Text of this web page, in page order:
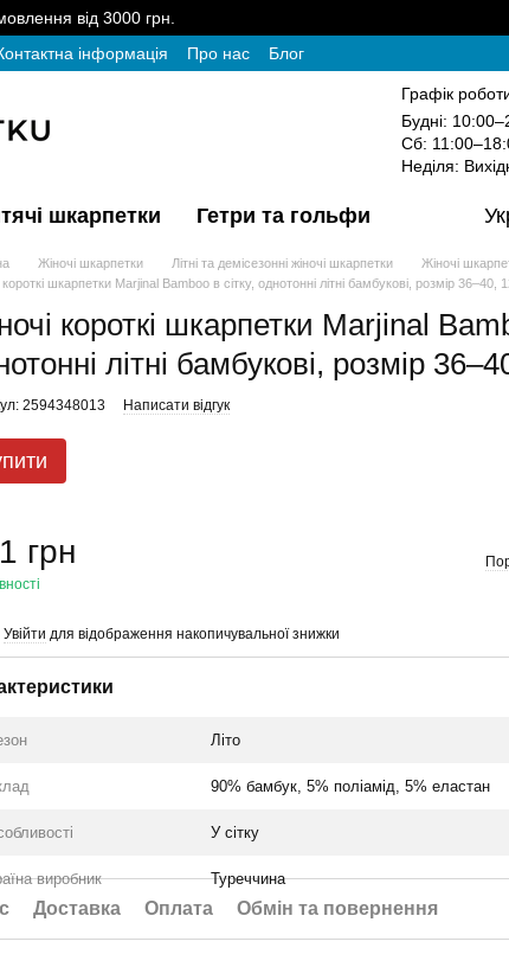
від 3000 грн.
інформація Про нас Блог
Графік
Будні:
Сб:
Неділя:
шкарпетки Гетри та гольфи
Жіночі шкарпетки Літні та демісезонні жіночі шкарпетки
Жіночі
короткі шкарпетки Marjinal Bamboo в сітку, однотонні літні бамбукові, розмір 36–40,
короткі шкарпетки Marjinal
літні бамбукові, розмір
2594348013 Написати відгук
грн
Увійти для відображення накопичувальної знижки
Літо
90% бамбук, 5% поліамід, 5% еластан
У сітку
виробник Туреччина
Доставка Оплата Обмін та повернення